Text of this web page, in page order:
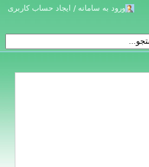
ورود به سامانه / ایجاد حساب کاربری